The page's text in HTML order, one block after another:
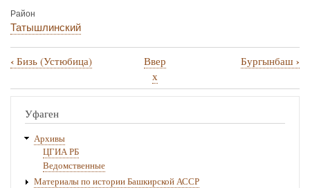
Район
Татышлинский
Перекрёстные
ссылки
книги
для
Булегарт-
Кайпаново
‹ Бизь (Устюбица)
Ввер
х
Бургынбаш ›
Уфаген
Архивы
ЦГИА РБ
Ведомственные
Материалы по истории Башкирской АССР